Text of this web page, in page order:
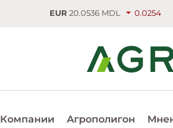
20.0536 MDL 0.0254 USD
Компании Агрополигон